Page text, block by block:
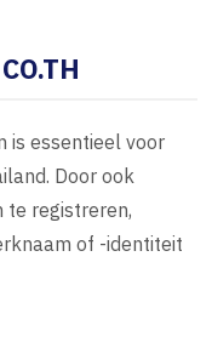
is essentieel voor
Door ook
te registreren,
of -identiteit